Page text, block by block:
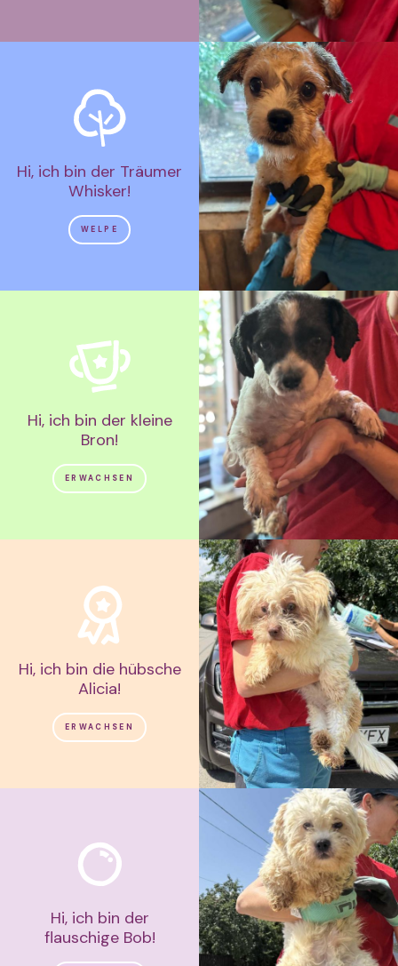
Hi, ich bin der Träumer
Whisker!
WELPE
Hi, ich bin der kleine
Bron!
ERWACHSEN
Hi, ich bin die hübsche
Alicia!
ERWACHSEN
Hi, ich bin der
flauschige Bob!